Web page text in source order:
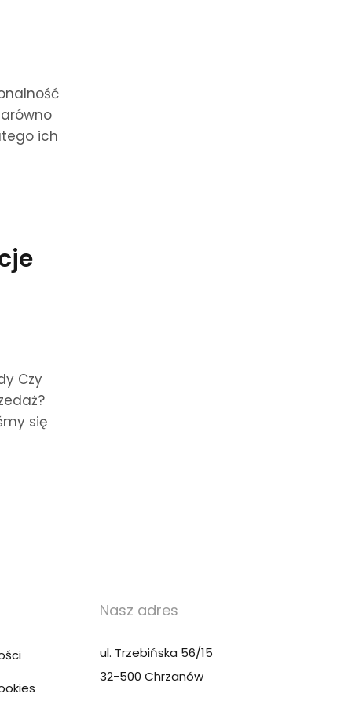
ich
Czy
się
Nasz adres
ul. Trzebińska 56/15
32-500 Chrzanów